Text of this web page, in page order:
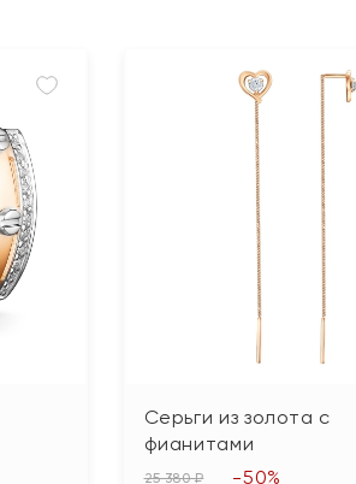
Серьги из золота с
фианитами
25 380 ₽ -50%